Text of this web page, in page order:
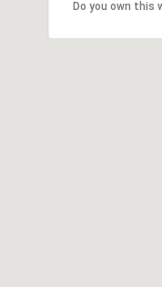
Do you own this